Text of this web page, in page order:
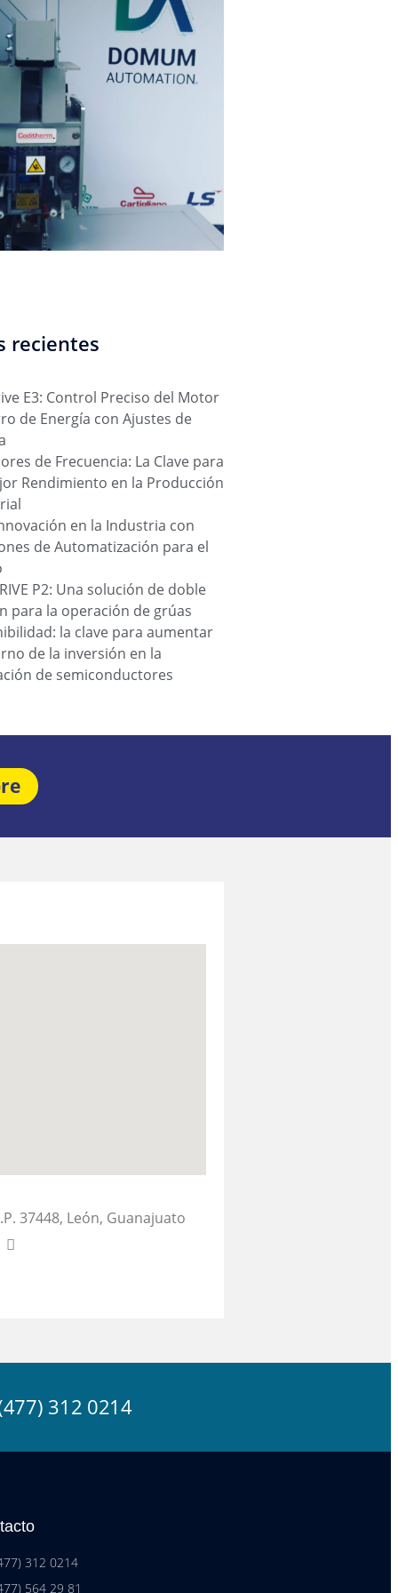
recientes
E3: Control Preciso del Motor
de Energía con Ajustes de
de Frecuencia: La Clave para
Rendimiento en la Producción
en la Industria con
de Automatización para el
P2: Una solución de doble
para la operación de grúas
la clave para aumentar
de la inversión en la
de semiconductores
37448, León, Guanajuato
(477) 312 0214
312 0214
564 29 81